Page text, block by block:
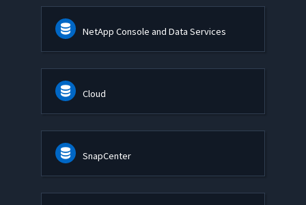
NetApp Console and Data Services
Cloud
SnapCenter